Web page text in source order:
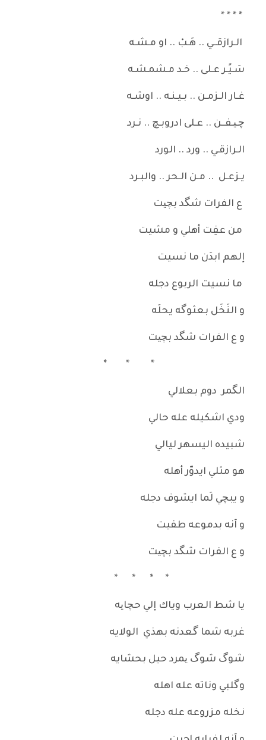
* * * *
الـرازقــي .. هَـبْ .. او مـشـه
سَـيًـر عـلى .. خـد مـشمـشـه
غـار الـزمـن .. بـيـنـه .. اوشـه
چـیـفــن .. عـلى ادروبـچ .. نـرد
الـرازقـي .. ورد .. الورد
يـزعـل .. مـن الـحر .. والبـرد
ع الفرات شگد بچیت
من عفِت أهلي و مشيت
إلهم ابدَن ما نسيت
ما نسيت الربوع دجله
و النَخَل بعثوگه يحلَه
و ع الفرات شگد بچیت
* * *
الگمر دوم بعلالي
ودي اشكيله عله حالي
شبيده اليسهر ليالي
هو مثلي ايدوّر أهله
و يبچي لَما ايشوف دجله
و آنه بدموعه طفيت
و ع الفرات شگد بچیت
* * * *
يا شط العرب وياك إلي حچایه
غربه شما گعدنه بهذي الولايه
شوگ شوگ یمرد حيل بحشايه
وگلبي وناته عله اهله
نخله مزروعه عله دجله